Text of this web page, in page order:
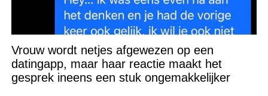
Vrouw wordt netjes afgewezen op een
datingapp, maar haar reactie maakt het
gesprek ineens een stuk ongemakkelijker